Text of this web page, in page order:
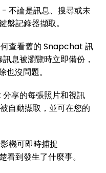
不論是訊息、搜尋或未
記錄器擷取。
查看舊的 Snapchat 訊
息被瀏覽時立即備份，
沒問題。
享的每張照片和視訊
自動擷取，並可在您的
機可即時捕捉
到發生了什麼事。